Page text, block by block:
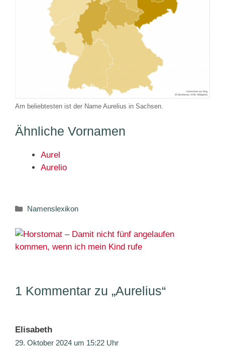
Am beliebtesten ist der Name Aurelius in Sachsen.
Ähnliche Vornamen
Aurel
Aurelio
Kategorien
Namenslexikon
1 Kommentar zu „Aurelius“
Elisabeth
29. Oktober 2024 um 15:22 Uhr